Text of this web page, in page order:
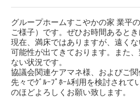
グループホームすこやかの家 業平
ご様子）です。ぜひお時間あるとき
現在、満床ではありますが、遠く
可能性が出てきております。
また
ない状況です。
協議会関連ケアマネ様、およびご
先々でｸﾞﾙｰﾌﾟﾎｰﾑ利用を検討されて
のほどよろしくお願い致します。